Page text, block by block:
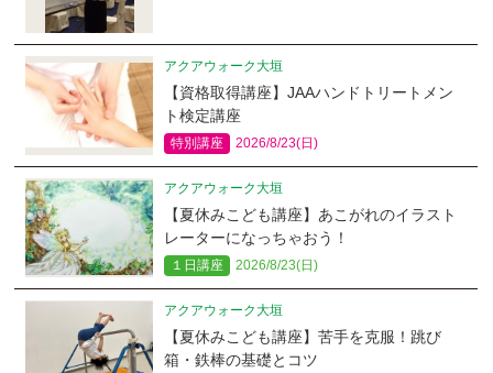
アクアウォーク大垣
【資格取得講座】JAAハンドトリートメン
ト検定講座
特別講座 2026/8/23(日)
アクアウォーク大垣
【夏休みこども講座】あこがれのイラスト
レーターになっちゃおう！
１日講座 2026/8/23(日)
アクアウォーク大垣
【夏休みこども講座】苦手を克服！跳び
箱・鉄棒の基礎とコツ